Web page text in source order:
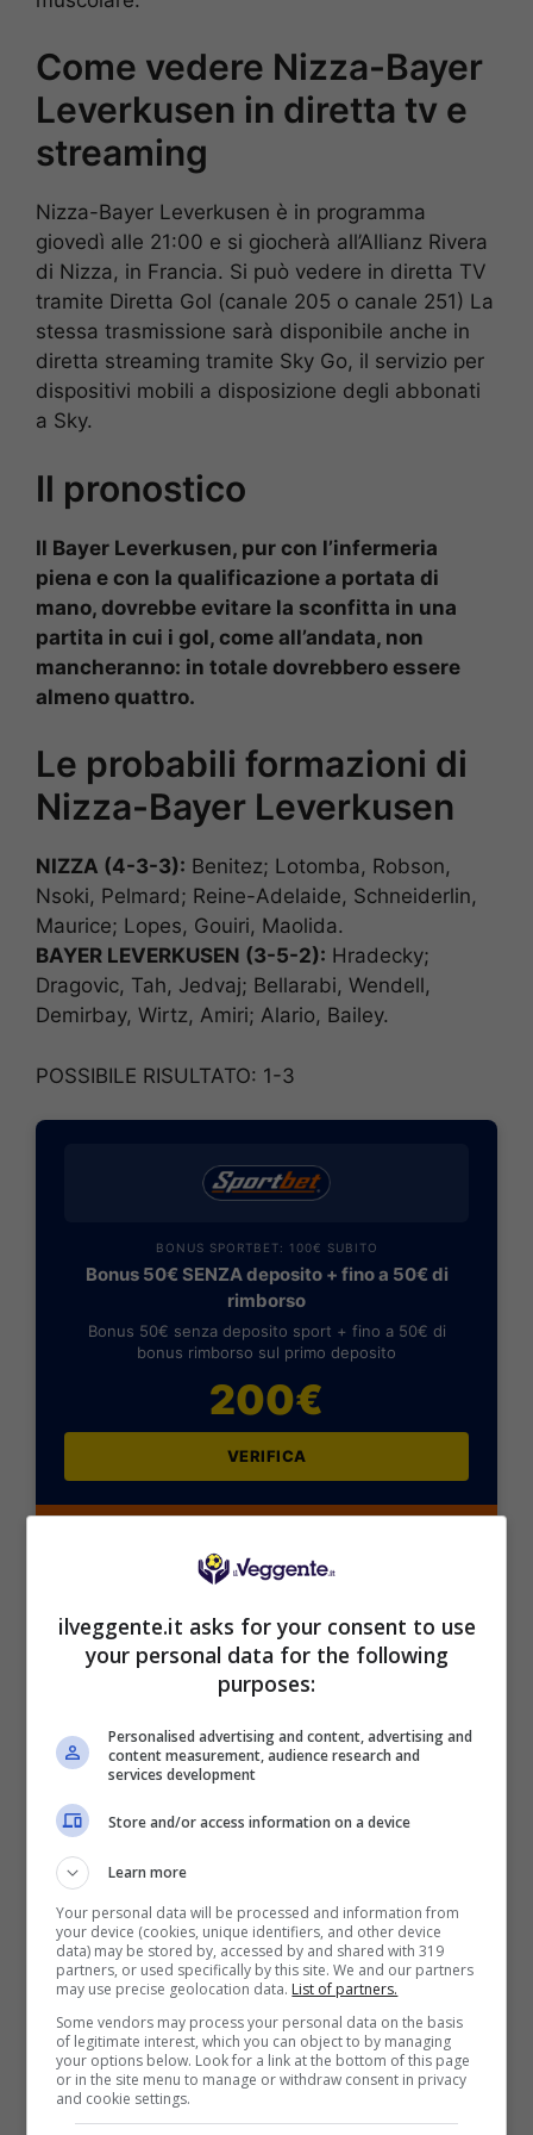
Come vedere Nizza-Bayer
Leverkusen in diretta tv e
streaming
Nizza-Bayer Leverkusen è in programma
giovedì alle 21:00 e si giocherà all’Allianz Rivera
di Nizza, in Francia. Si può vedere in diretta TV
tramite Diretta Gol (canale 205 o canale 251) La
stessa trasmissione sarà disponibile anche in
diretta streaming tramite Sky Go, il servizio per
dispositivi mobili a disposizione degli abbonati
a Sky.
Il pronostico
Il Bayer Leverkusen, pur con l’infermeria
piena e con la qualificazione a portata di
mano, dovrebbe evitare la sconfitta in una
partita in cui i gol, come all’andata, non
mancheranno: in totale dovrebbero essere
almeno quattro.
Le probabili formazioni di
Nizza-Bayer Leverkusen
NIZZA (4-3-3): Benitez; Lotomba, Robson,
Nsoki, Pelmard; Reine-Adelaide, Schneiderlin,
Maurice; Lopes, Gouiri, Maolida.
BAYER LEVERKUSEN (3-5-2): Hradecky;
Dragovic, Tah, Jedvaj; Bellarabi, Wendell,
Demirbay, Wirtz, Amiri; Alario, Bailey.
POSSIBILE RISULTATO: 1-3
BONUS SPORTBET: 100€ SUBITO
Bonus 50€ SENZA deposito + fino a 50€ di
rimborso
Bonus 50€ senza deposito sport + fino a 50€ di
bonus rimborso sul primo deposito
200€
VERIFICA
BONUS BENVENUTO GOLDBET: 2.050€
Fino a 2050€ sport e casino
Per i nuovi registrati: 100% fino a 2.000€ in Bonus
Scommesse + 50% del primo deposito fino a 50€
2050€
Mostra Informazioni
BONUS BENVENUTO LOTTOMATICA: 2050€
Fino a 2050€ bonus scommesse e sport
ilveggente.it asks for your consent to use
your personal data for the following
purposes:
Personalised advertising and content, advertising and
content measurement, audience research and
services development
Store and/or access information on a device
Learn more
Your personal data will be processed and information from
your device (cookies, unique identifiers, and other device
data) may be stored by, accessed by and shared with 319
partners, or used specifically by this site. We and our partners
may use precise geolocation data. List of partners.
Some vendors may process your personal data on the basis
of legitimate interest, which you can object to by managing
your options below. Look for a link at the bottom of this page
or in the site menu to manage or withdraw consent in privacy
and cookie settings.